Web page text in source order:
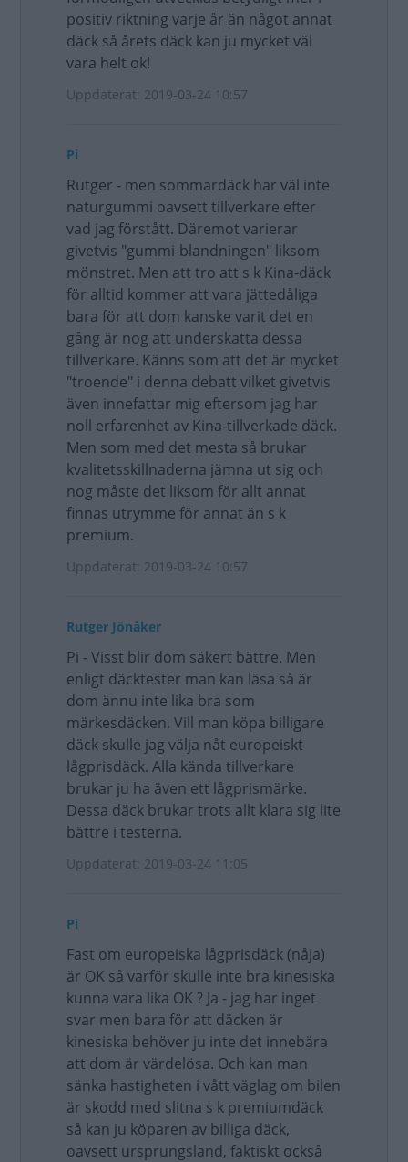
positiv riktning varje år än något annat
däck så årets däck kan ju mycket väl
vara helt ok!
Uppdaterat: 2019-03-24 10:57
Pi
Rutger - men sommardäck har väl inte
naturgummi oavsett tillverkare efter
vad jag förstått. Däremot varierar
givetvis "gummi-blandningen" liksom
mönstret. Men att tro att s k Kina-däck
för alltid kommer att vara jättedåliga
bara för att dom kanske varit det en
gång är nog att underskatta dessa
tillverkare. Känns som att det är mycket
"troende" i denna debatt vilket givetvis
även innefattar mig eftersom jag har
noll erfarenhet av Kina-tillverkade däck.
Men som med det mesta så brukar
kvalitetsskillnaderna jämna ut sig och
nog måste det liksom för allt annat
finnas utrymme för annat än s k
premium.
Uppdaterat: 2019-03-24 10:57
Rutger Jönåker
Pi - Visst blir dom säkert bättre. Men
enligt däcktester man kan läsa så är
dom ännu inte lika bra som
märkesdäcken. Vill man köpa billigare
däck skulle jag välja nåt europeiskt
lågprisdäck. Alla kända tillverkare
brukar ju ha även ett lågprismärke.
Dessa däck brukar trots allt klara sig lite
bättre i testerna.
Uppdaterat: 2019-03-24 11:05
Pi
Fast om europeiska lågprisdäck (nåja)
är OK så varför skulle inte bra kinesiska
kunna vara lika OK ? Ja - jag har inget
svar men bara för att däcken är
kinesiska behöver ju inte det innebära
att dom är värdelösa. Och kan man
sänka hastigheten i vått väglag om bilen
är skodd med slitna s k premiumdäck
så kan ju köparen av billiga däck,
oavsett ursprungsland, faktiskt också